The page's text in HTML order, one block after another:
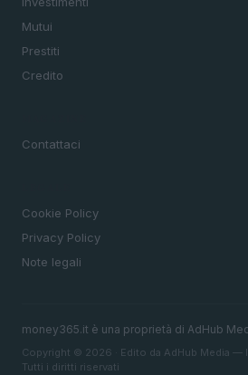
Mutui
Prestiti
Credito
Contattaci
Cookie Policy
Privacy Policy
Note legali
money365.it è una proprietà di AdHub
Copyright © 2026 · Edito da AdHub Media —
Tutti i diritti riservati